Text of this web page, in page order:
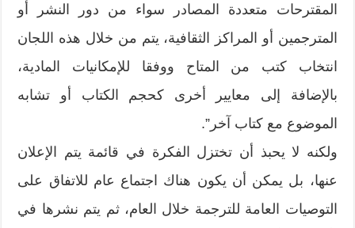
المقترحات متعددة المصادر سواء من دور النشر أو
المترجمين أو المراكز الثقافية،‮ ‬يتم من خلال هذه اللجان
انتخاب كتب من المتاح ووفقا للإمكانيات المادية،‮
‬بالإضافة إلى معايير أخرى كحجم الكتاب أو تشابه
الموضوع مع كتاب آخر‮”.‬
ولكنه لا يحبذ أن تختزل الفكرة في قائمة يتم الإعلان
عنها،‮ ‬بل يمكن أن يكون هناك اجتماع عام للاتفاق على
التوصيات العامة للترجمة خلال العام،‮ ‬ثم يتم نشرها في‮